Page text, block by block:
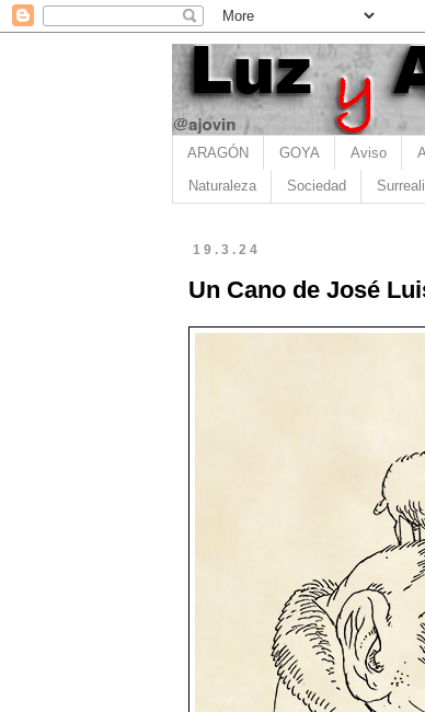
ARAGÓN GOYA Aviso
Naturaleza Sociedad
19.3.24
Un Cano de José